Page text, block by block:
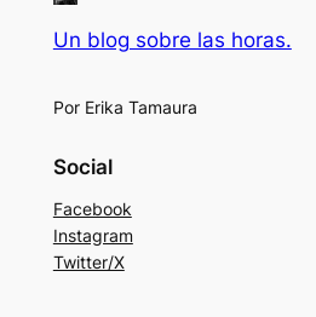
Un blog sobre las horas.
Por Erika Tamaura
Social
Facebook
Instagram
Twitter/X